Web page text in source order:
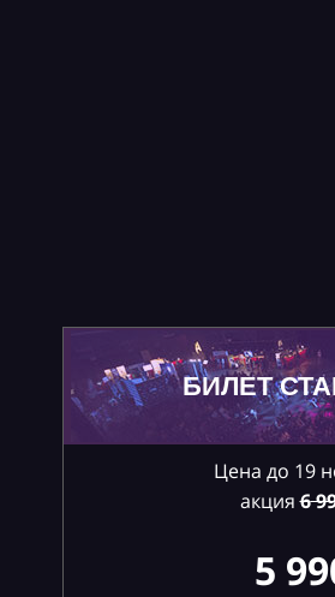
БИЛЕТ
Цена до 19
акция 6
5